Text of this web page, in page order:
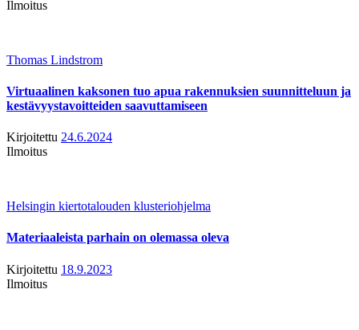
Ilmoitus
Thomas Lindstrom
Virtuaalinen kaksonen tuo apua rakennuksien suunnitteluun ja
kestävyystavoitteiden saavuttamiseen
Kirjoitettu 24.6.2024
Ilmoitus
Helsingin kiertotalouden klusteriohjelma
Materiaaleista parhain on olemassa oleva
Kirjoitettu 18.9.2023
Ilmoitus